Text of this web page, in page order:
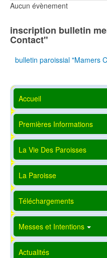
Aucun évènement
inscription bulletin
Contact"
bulletin paroissial "Mamers
Accueil
Premières Informations
La Vie Des Paroisses
La Paroisse
Téléchargements
Messes et Intentions
Actualités